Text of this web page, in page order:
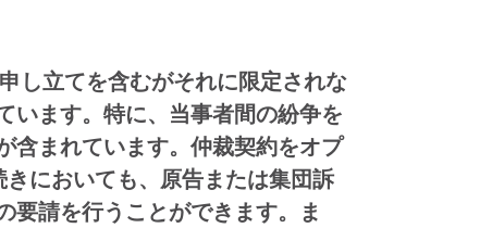
し立てを含むがそれに限定されな
います。特に、当事者間の紛争を
含まれています。仲裁契約をオプ
においても、原告または集団訴
要請を行うことができます。ま